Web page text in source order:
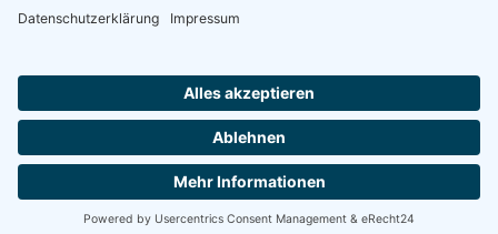
intern
by